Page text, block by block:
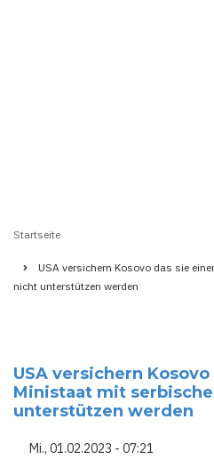
Startseite
USA versichern Kosovo das sie
nicht unterstützen werden
USA versichern
Ministaat mit
unterstützen werden
Mi., 01.02.2023 - 07:21